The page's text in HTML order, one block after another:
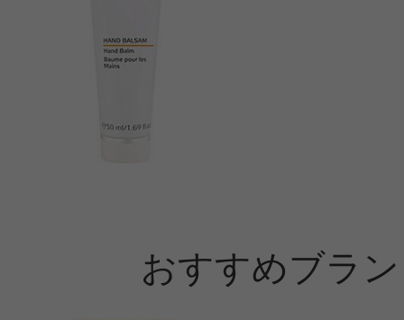
クチコミを投稿する
おすすめブラ